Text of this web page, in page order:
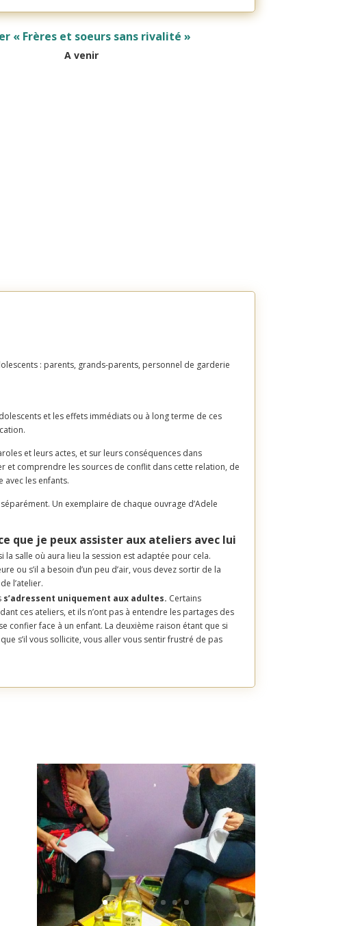
« Frères et soeurs sans rivalité »
A venir
: parents, grands-parents, personnel de garderie
et les effets immédiats ou à long terme de ces
et leurs actes, et sur leurs conséquences dans
et comprendre les sources de conflit dans cette relation, de
les enfants.
Un exemplaire de chaque ouvrage d’Adele
que je peux assister aux ateliers avec lui
la salle où aura lieu la session est adaptée pour cela.
ou s’il a besoin d’un peu d’air, vous devez sortir de la
l’atelier.
s’adressent uniquement aux adultes. Certains
ces ateliers, et ils n’ont pas à entendre les partages des
confier face à un enfant. La deuxième raison étant que si
s’il vous sollicite, vous aller vous sentir frustré de pas